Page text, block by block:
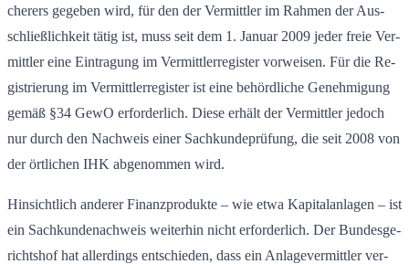
che­rers ge­ge­ben wird, für den der Ver­mitt­ler im Rah­men der Aus­
schlie­ß­lich­keit tätig ist, muss seit dem 1. Ja­nu­ar 2009 jeder freie Ver­
mitt­ler eine Ein­tra­gung im Ver­mitt­ler­re­gis­ter vor­wei­sen. Für die Re­
gis­trie­rung im Ver­mitt­ler­re­gis­ter ist eine be­hörd­li­che Ge­neh­mi­gung
gemäß §34 GewO er­for­der­lich. Diese er­hält der Ver­mitt­ler je­doch
nur durch den Nach­weis einer Sach­kun­de­prü­fung, die seit 2008 von
der ört­li­chen IHK ab­ge­nom­men wird.
Hin­sicht­lich an­de­rer Fi­nanz­pro­duk­te – wie etwa Ka­pi­tal­an­la­gen – ist
ein Sach­kun­de­nach­weis wei­ter­hin nicht er­for­der­lich. Der Bun­des­ge­
richts­hof hat al­ler­dings ent­schie­den, dass ein An­la­ge­ver­mitt­ler ver­